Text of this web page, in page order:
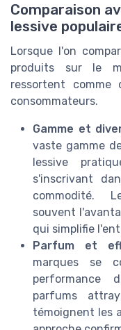
Comparaison
lessive
Lorsque l'on
produits sur le
ressortent comme
consommateurs.
Gamme et
vaste gamme
lessive
s'inscrivant
commodité.
souvent
qui simplifie
Parfum et
marques se
performance
parfums
témoignent les
＋ Formule
＋ Éco-
★★★★★
★★★★★
Voir l'offre